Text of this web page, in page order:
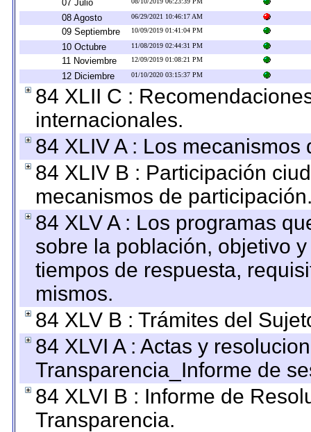
07 Julio
08 Agosto 06/29/2021 10:46:17 AM
09 Septiembre 10/09/2019 01:41:04 PM
10 Octubre 11/08/2019 02:44:31 PM
11 Noviembre 12/09/2019 01:08:21 PM
12 Diciembre 01/10/2020 03:15:37 PM
84 XLII C :
internacionales.
84 XLIV A : Los
84 XLIV B : Participación
mecanismos de
84 XLV A : Los programas
sobre la población, objetivo
tiempos de respuesta,
mismos.
84 XLV B : Trámites del
84 XLVI A : Actas y
Transparencia_Informe de
84 XLVI B : Informe de
Transparencia.